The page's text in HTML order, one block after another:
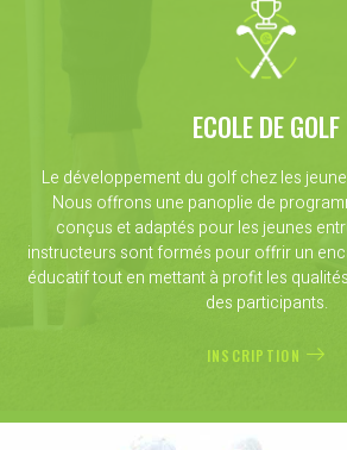
ECOLE DE GOLF
Le développement du golf chez les
Nous offrons une panoplie de
conçus et adaptés pour les jeunes
instructeurs sont formés pour offrir un
éducatif tout en mettant à profit les
des participants.
INSCRIPTION